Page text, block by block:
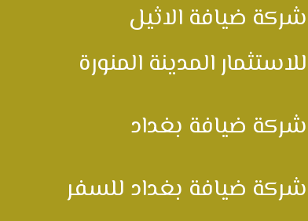
شركة ضيافة الاثيل
للاستثمار المدينة المنورة
شركة ضيافة بغداد
شركة ضيافة بغداد للسفر